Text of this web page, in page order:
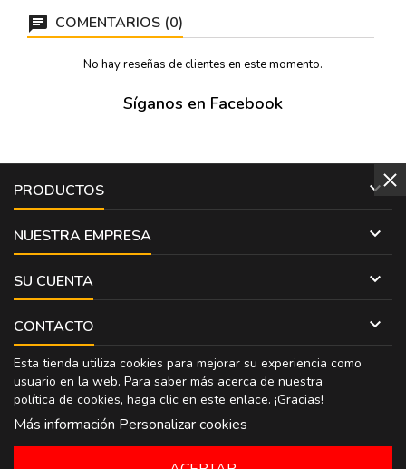
COMENTARIOS (0)
No hay reseñas de clientes en este momento.
Síganos en Facebook
PRODUCTOS 
NUESTRA EMPRESA 
SU CUENTA 
CONTACTO 
Esta tienda utiliza cookies para mejorar su experiencia como
usuario en la web. Para saber más acerca de nuestra
política de cookies, haga clic en este enlace. ¡Gracias!
Más información Personalizar cookies